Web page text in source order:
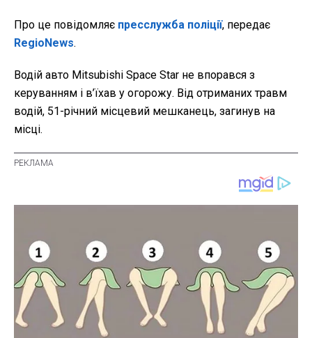
Про це повідомляє пресслужба поліції, передає
RegioNews.
Водій авто Mitsubishi Space Star не впорався з
керуванням і в’їхав у огорожу. Від отриманих травм
водій, 51-річний місцевий мешканець, загинув на
місці.